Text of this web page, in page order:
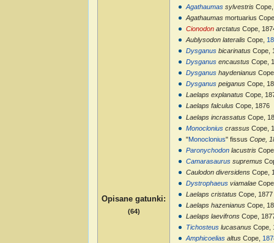
Opisane gatunki:
(64)
Agathaumassylvestris
Agathaumasmortuarius
CionodonarctatusCope,
Aublysodon lateralisCope,
DysganusbicarinatusCope,
DysganusencaustusCope,
Dysganushaydenianus
DysganuspeiganusCope,
Laelaps explanatusCope,
Laelaps falculusCope, 1876
Laelaps incrassatusCope,
MonocloniuscrassusCope,
"Monoclonius" fissus Cope,
Paronychodonlacustris
Camarasaurussupremus
Caulodon diversidensCope,
Dystrophaeusviamalae
Laelaps cristatusCope, 1877
Laelaps hazenianusCope,
Laelaps laevifronsCope,
TichosteuslucasanusCope,
AmphicoeliasaltusCope,